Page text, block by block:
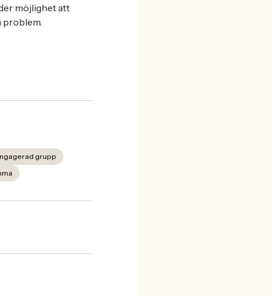
möjlighet att
problem.
grupp